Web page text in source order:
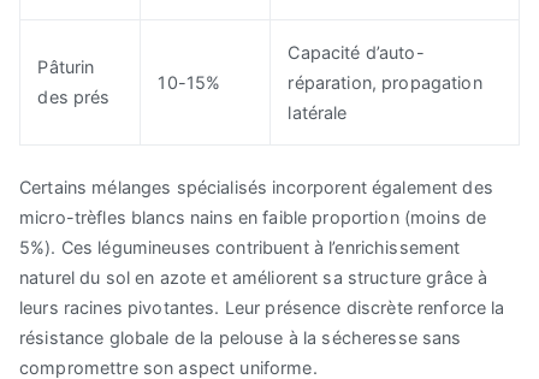
Pâturin
des prés
10-15%
Capacité d’auto-
réparation, propagation
latérale
Certains mélanges spécialisés incorporent également des
micro-trèfles blancs nains en faible proportion (moins de
5%). Ces légumineuses contribuent à l’enrichissement
naturel du sol en azote et améliorent sa structure grâce à
leurs racines pivotantes. Leur présence discrète renforce la
résistance globale de la pelouse à la sécheresse sans
compromettre son aspect uniforme.